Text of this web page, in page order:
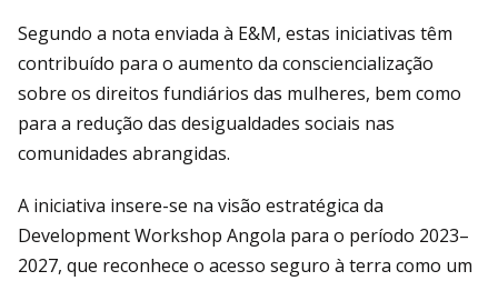
Segundo a nota enviada à E&M, estas iniciativas têm
contribuído para o aumento da consciencialização
sobre os direitos fundiários das mulheres, bem como
para a redução das desigualdades sociais nas
comunidades abrangidas.
A iniciativa insere-se na visão estratégica da
Development Workshop Angola para o período 2023–
2027, que reconhece o acesso seguro à terra como um